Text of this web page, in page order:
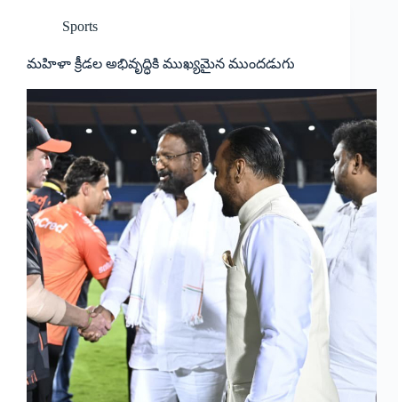
Sports
మహిళా క్రీడల అభివృద్ధికి ముఖ్యమైన ముందడుగు